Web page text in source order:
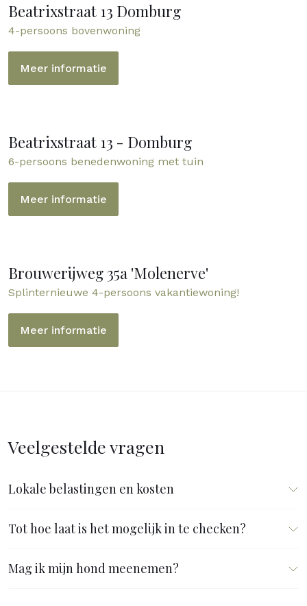
Beatrixstraat 13 Domburg
4-persoons bovenwoning
Meer informatie
Beatrixstraat 13 - Domburg
6-persoons benedenwoning met tuin
Meer informatie
Brouwerijweg 35a 'Molenerve'
Splinternieuwe 4-persoons vakantiewoning!
Meer informatie
Veelgestelde vragen
Lokale belastingen en kosten
Tot hoe laat is het mogelijk in te checken?
Mag ik mijn hond meenemen?